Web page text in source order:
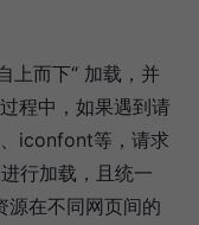
上而下“ 加载，并
程中，如果遇到请
iconfont等，请求
行加载，且统一
在不同网页间的